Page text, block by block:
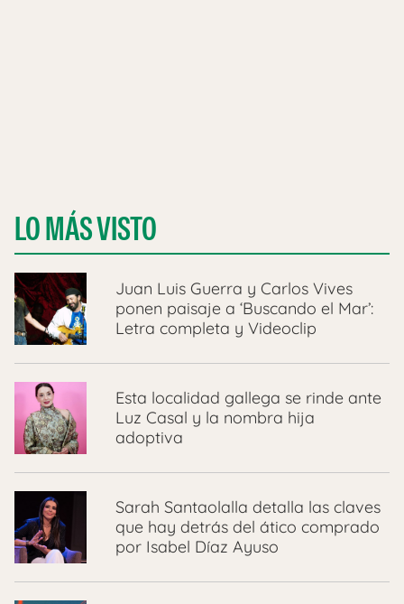
LO MÁS VISTO
Juan Luis Guerra y Carlos Vives
ponen paisaje a ‘Buscando el Mar’:
Letra completa y Videoclip
Esta localidad gallega se rinde ante
Luz Casal y la nombra hija
adoptiva
Sarah Santaolalla detalla las claves
que hay detrás del ático comprado
por Isabel Díaz Ayuso